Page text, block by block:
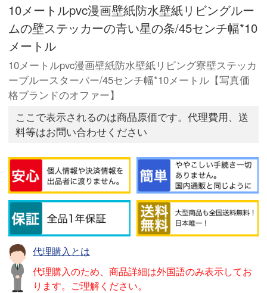
10メートルpvc漫画壁紙防水壁紙リビングルー
ムの壁ステッカーの青い星の条/45センチ幅*10
メートル
10メートルpvc漫画壁紙防水壁紙リビング寮壁ステッカ
ーブルースターバー/45センチ幅*10メートル【写真価
格ブランドのオファー】
ここで表示されるのは商品原価です。代理費用、送
料等はお問い合わせください
代理購入とは
代理購入のため、商品詳細は外国語のみ表示してお
ります。ご理解ください。